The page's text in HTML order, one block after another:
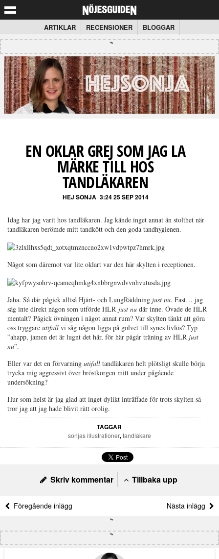
ARTIKLAR RECENSIONER BLOGGAR
EN OKLAR GREJ SOM JAG LA
MÄRKE TILL HOS
TANDLÄKAREN
HEJ SONJA 3:24 25 SEP 2014
Idag har jag varit hos tandläkaren. Jag kände inget annat än stolthet när
tandläkaren berömde mitt tandkött och den goda tandhygienen.
Något som däremot var lite oklart var den här skylten i receptionen.
Jaha. Så där pågick alltså Hjärt- och LungRäddning just nu. Fast… jag
såg inte direkt någon som utförde HLR just nu där inne. Övade de HLR
mentalt? Pågick övningen i något annat rum? Var skylten tänkt att göra
oss tryggare utifall vi såg någon ligga på golvet till synes livlös? Typ
”ahapp, jamen det är lugnt det här, för här pågår träning av HLR just
nu”.
Eller var det en förvarning utifall tandläkaren helt plötsligt skulle börja
trycka mig aggressivt över bröstkorgen mitt under pågående
undersökning?
Hur som helst är jag glad att inget dylikt inträffade för trots skylten så
tror jag att jag hade blivit rätt orolig.
TAGGAR
sonjas illustrationer,tandläkare
Skriv kommentar Tillbaka upp
Föregående inlägg Nästa inlägg